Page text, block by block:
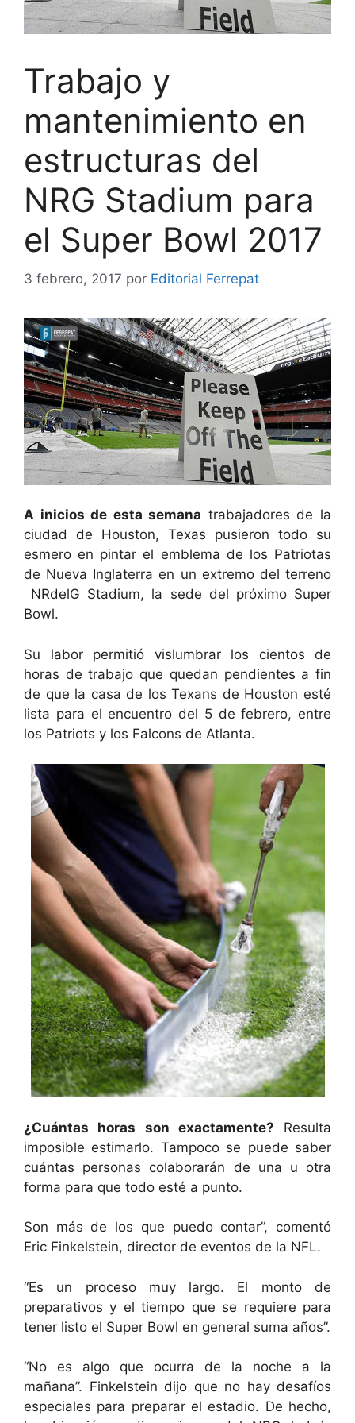
Trabajo y
mantenimiento en
estructuras del
NRG Stadium para
el Super Bowl 2017
3 febrero, 2017 por Editorial Ferrepat
A inicios de esta semana trabajadores de la
ciudad de Houston, Texas pusieron todo su
esmero en pintar el emblema de los Patriotas
de Nueva Inglaterra en un extremo del terreno
NRdelG Stadium, la sede del próximo Super
Bowl.
Su labor permitió vislumbrar los cientos de
horas de trabajo que quedan pendientes a fin
de que la casa de los Texans de Houston esté
lista para el encuentro del 5 de febrero, entre
los Patriots y los Falcons de Atlanta.
¿Cuántas horas son exactamente? Resulta
imposible estimarlo. Tampoco se puede saber
cuántas personas colaborarán de una u otra
forma para que todo esté a punto.
Son más de los que puedo contar”, comentó
Eric Finkelstein, director de eventos de la NFL.
“Es un proceso muy largo. El monto de
preparativos y el tiempo que se requiere para
tener listo el Super Bowl en general suma años”.
“No es algo que ocurra de la noche a la
mañana”. Finkelstein dijo que no hay desafíos
especiales para preparar el estadio. De hecho,